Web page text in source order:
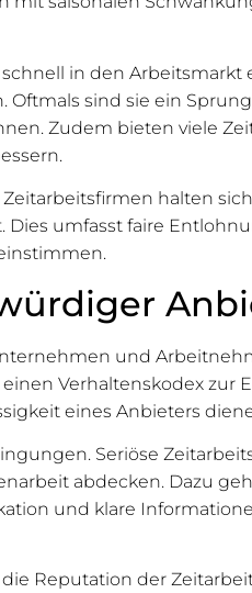
in den
sind sie ein
Zudem bieten viele
halten
umfasst faire
und
Verhaltenskodex zur
eines Anbieters
Seriöse
abdecken. Dazu
und klare
Reputation der